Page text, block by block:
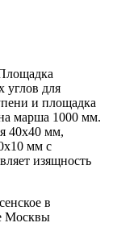
углов для
и площадка
марша 1000 мм.
40х40 мм,
мм с
изящность
в
Москвы